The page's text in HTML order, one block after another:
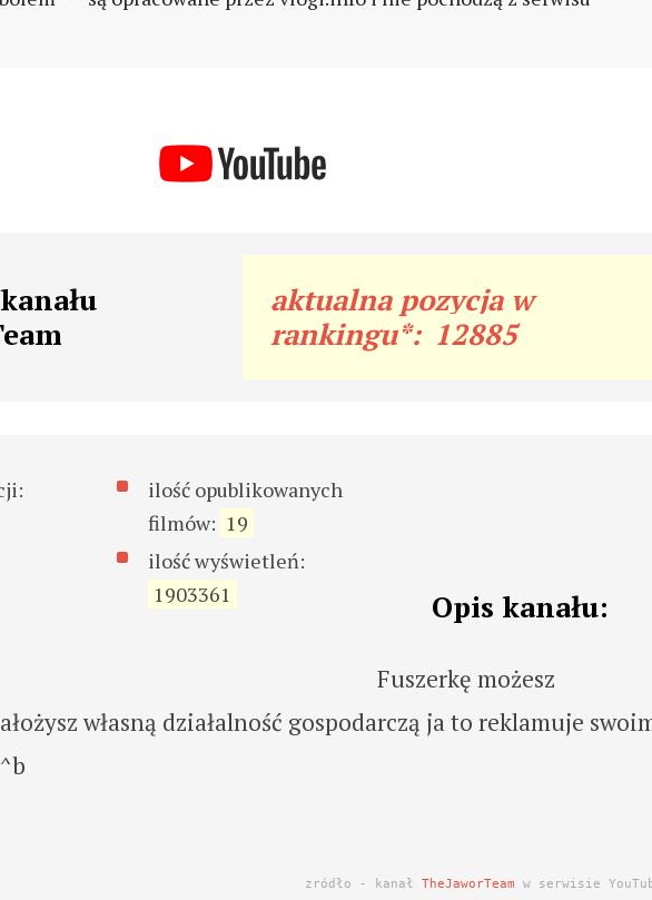
aktualna pozycja w
rankingu*: 12885
ilość opublikowanych
filmów: 19
ilość wyświetleń:
1903361
Opis kanału:
Fuszerkę możesz
własną działalność gospodarczą ja to reklamuje
zródło - kanałTheJaworTeam w serwisie